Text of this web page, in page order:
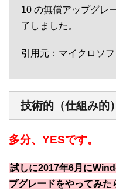
10 の無償アップグレ
了しました。
引用元：マイクロソ
技術的（仕組み的
多分、YESです。
試しに2017年6月に
プグレードをやってみた